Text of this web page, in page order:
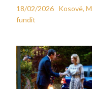
18/02/2026 Kosovë,
fundit